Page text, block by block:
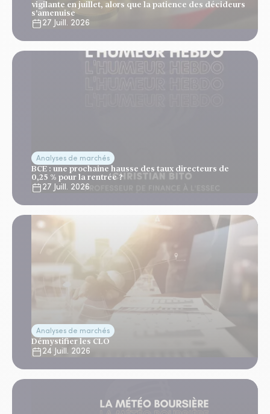
vigilante en juillet, alors que la patience des décideurs
s'amenuise
27 Juill. 2026
Analyses de marchés
BCE : une prochaine hausse des taux directeurs de
0,25 % pour la rentrée ?
27 Juill. 2026
Analyses de marchés
Démystifier les CLO
24 Juill. 2026